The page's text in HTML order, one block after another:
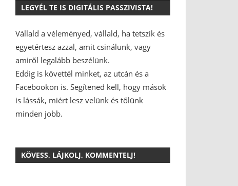
LEGYÉL TE IS DIGITÁLIS PASSZIVISTA!
Vállald a véleményed, vállald, ha tetszik és
egyetértesz azzal, amit csinálunk, vagy
amiről legalább beszélünk.
Eddig is követtél minket, az utcán és a
Facebookon is. Segítened kell, hogy mások
is lássák, miért lesz velünk és tőlünk
minden jobb.
KÖVESS, LÁJKOLJ, KOMMENTELJ!